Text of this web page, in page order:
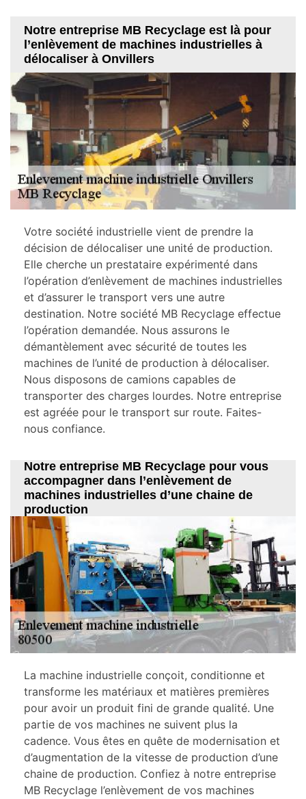
Notre entreprise MB Recyclage est là pour
l’enlèvement de machines industrielles à
délocaliser à Onvillers
Votre société industrielle vient de prendre la
décision de délocaliser une unité de production.
Elle cherche un prestataire expérimenté dans
l’opération d’enlèvement de machines industrielles
et d’assurer le transport vers une autre
destination. Notre société MB Recyclage effectue
l’opération demandée. Nous assurons le
démantèlement avec sécurité de toutes les
machines de l’unité de production à délocaliser.
Nous disposons de camions capables de
transporter des charges lourdes. Notre entreprise
est agréée pour le transport sur route. Faites-
nous confiance.
Notre entreprise MB Recyclage pour vous
accompagner dans l’enlèvement de
machines industrielles d’une chaine de
production
La machine industrielle conçoit, conditionne et
transforme les matériaux et matières premières
pour avoir un produit fini de grande qualité. Une
partie de vos machines ne suivent plus la
cadence. Vous êtes en quête de modernisation et
d’augmentation de la vitesse de production d’une
chaine de production. Confiez à notre entreprise
MB Recyclage l’enlèvement de vos machines